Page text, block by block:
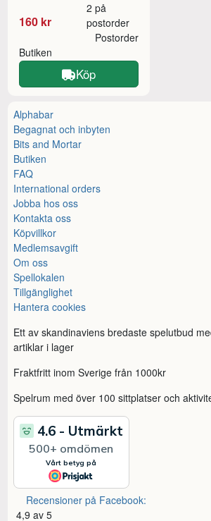
160 kr
2 på
postorder
Butiken
Postorder
Köp
Alphabar
Begagnat och inbyten
Bits and Mortar
Butiken
FAQ
International orders
Jobba hos oss
Kontakta oss
Köpvillkor
Medlemsavgift
Om oss
Spellokalen
Tillgänglighet
Hantera cookies
Ett av skandinaviens bredaste spelutbud
artiklar i lager
Fraktfritt inom Sverige från 1000kr
Spelrum med över 100 sittplatser och
Recensioner på Facebook:
4,9 av 5